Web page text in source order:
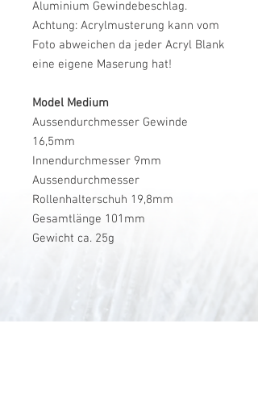
Aluminium Gewindebeschlag.
Achtung: Acrylmusterung kann vom
Foto abweichen da jeder Acryl Blank
eine eigene Maserung hat!
Model Medium
Aussendurchmesser Gewinde
16,5mm
Innendurchmesser 9mm
Aussendurchmesser
Rollenhalterschuh 19,8mm
Gesamtlänge 101mm
Gewicht ca. 25g